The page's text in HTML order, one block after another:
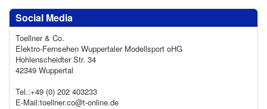
Social Media
Toellner & Co.
Elektro-Fernsehen Wuppertaler Modellsport oHG
Hohlenscheidter Str. 34
42349 Wuppertal
Tel.:+49 (0) 202 403233
E-Mail:toellner.co@t-online.de